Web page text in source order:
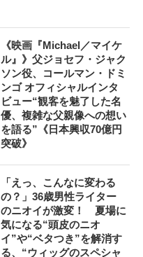
《映画『Michael／マイケ
ル』》父ジョセフ・ジャク
ソン役、コールマン・ドミ
ンゴ オフィシャルインタ
ビュー“観客を魅了した名
優、複雑な父親像への想い
を語る”《日本興収70億円
突破》
「えっ、こんなに変わる
の？」36歳男性ライター
のニオイが激変！ 夏場に
気になる“頭皮のニオ
イ”や“ベタつき”を解消す
る、“ウィッグのスペシャ